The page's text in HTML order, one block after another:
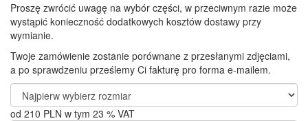
Proszę zwrócić uwagę na wybór części, w przeciwnym razie może
wystąpić konieczność dodatkowych kosztów dostawy przy
wymianie.
Twoje zamówienie zostanie porównane z przesłanymi zdjęciami,
a po sprawdzeniu prześlemy Ci fakturę pro forma e-mailem.
od 210 PLN w tym 23 % VAT